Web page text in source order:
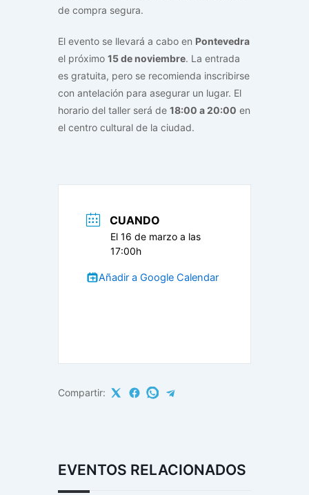
de compra segura.
El evento se llevará a cabo en Pontevedra
el próximo 15 de noviembre. La entrada
es gratuita, pero se recomienda inscribirse
con antelación para asegurar un lugar. El
horario del taller será de 18:00 a 20:00 en
el centro cultural de la ciudad.
CUANDO
El 16 de marzo a las
17:00h
Añadir a Google Calendar
Compartir:
EVENTOS RELACIONADOS